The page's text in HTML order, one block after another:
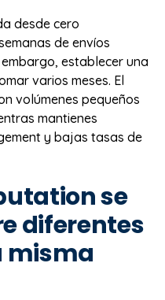
desde cero
de envíos
establecer una
varios meses. El
volúmenes pequeños
mantienes
y bajas tasas de
se
diferentes
misma